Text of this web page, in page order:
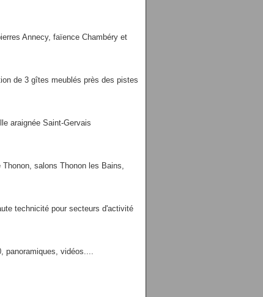
Annecy, faïence Chambéry et
de 3 gîtes meublés près des pistes
araignée Saint-Gervais
salons Thonon les Bains,
technicité pour secteurs d'activité
panoramiques, vidéos....